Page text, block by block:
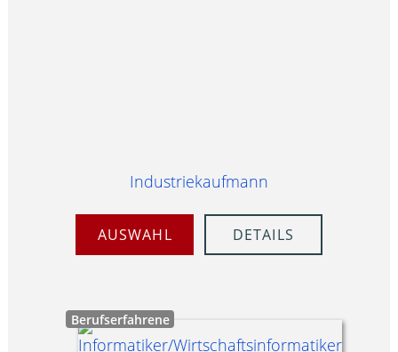
Industriekaufmann
AUSWAHL DETAILS
Berufserfahrene